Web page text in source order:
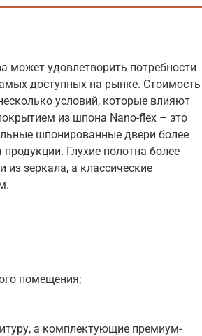
может удовлетворить потребности
доступных на рынке. Стоимость
условий, которые влияют
из шпона Nano-flex – это
шпонированные двери более
Глухие полотна более
из зеркала, а классические
помещения;
а комплектующие премиум-